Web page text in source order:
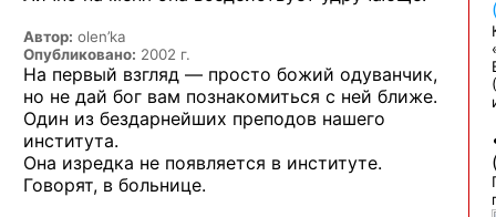
Автор: olen’ka
Опубликовано: 2002 г.
На первый взгляд — просто божий одуванчик,
но не дай бог вам познакомиться с ней ближе.
Один из бездарнейших преподов нашего
института.
Она изредка не появляется в институте.
Говорят, в больнице.
(